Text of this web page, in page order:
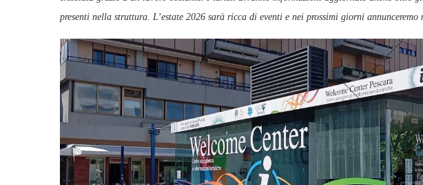
presenti nella struttura. L’estate 2026 sarà ricca di eventi e nei prossimi giorni annunceremo